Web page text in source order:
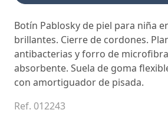
Botín Pablosky de piel para niña
brillantes. Cierre de cordones.
antibacterias y forro de
absorbente. Suela de goma
con amortiguador de pisada.
Ref. 012243